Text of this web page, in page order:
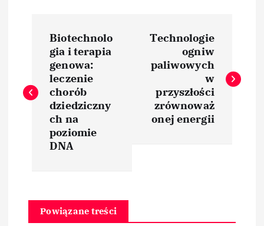
w
c
Biotechnolo
gia i terapia
genowa:
leczenie
chorób
dziedziczny
ch na
poziomie
DNA
Technologie
ogniw
paliwowych
w
przyszłości
zrównoważ
onej energii
Powiązane treści